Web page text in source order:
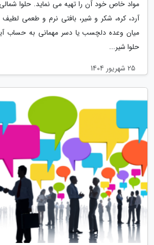
مواد خاص خود آن را تهیه می نماید. حلوا
آرد، کره، شکر و شیر، بافتی نرم و طعمی
میان وعده دلچسب یا دسر مهمانی به حساب
حلوا شیر...
25 شهریور 1404